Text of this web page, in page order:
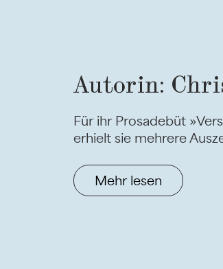
Autorin:
Für ihr Prosadebüt
erhielt sie mehrere
Mehr lesen